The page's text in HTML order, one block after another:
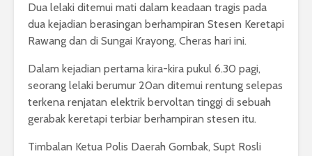
Dua lelaki ditemui mati dalam keadaan tragis pada
dua kejadian berasingan berhampiran Stesen Keretapi
Rawang dan di Sungai Krayong, Cheras hari ini.
Dalam kejadian pertama kira-kira pukul 6.30 pagi,
seorang lelaki berumur 20an ditemui rentung selepas
terkena renjatan elektrik bervoltan tinggi di sebuah
gerabak keretapi terbiar berhampiran stesen itu.
Timbalan Ketua Polis Daerah Gombak, Supt Rosli